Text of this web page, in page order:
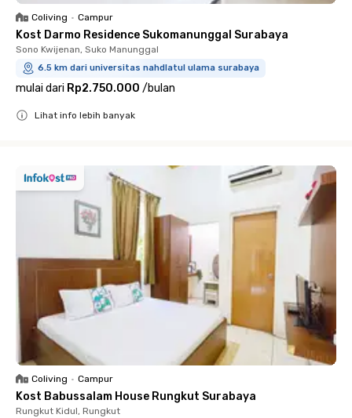
Coliving • Campur
Kost Darmo Residence Sukomanunggal Surabaya
Sono Kwijenan, Suko Manunggal
6.5 km dari universitas nahdlatul ulama surabaya
mulai dari Rp2.750.000 /bulan
Lihat info lebih banyak
Coliving • Campur
Kost Babussalam House Rungkut Surabaya
Rungkut Kidul, Rungkut